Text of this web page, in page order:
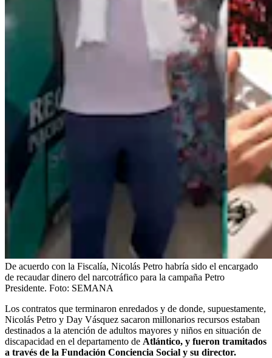
De acuerdo con la Fiscalía, Nicolás Petro habría sido el encargado
de recaudar dinero del narcotráfico para la campaña Petro
Presidente. Foto: SEMANA
Los contratos que terminaron enredados y de donde, supuestamente,
Nicolás Petro y Day Vásquez sacaron millonarios recursos estaban
destinados a la atención de adultos mayores y niños en situación de
discapacidad en el departamento de Atlántico, y fueron tramitados
a través de la Fundación Conciencia Social y su director.